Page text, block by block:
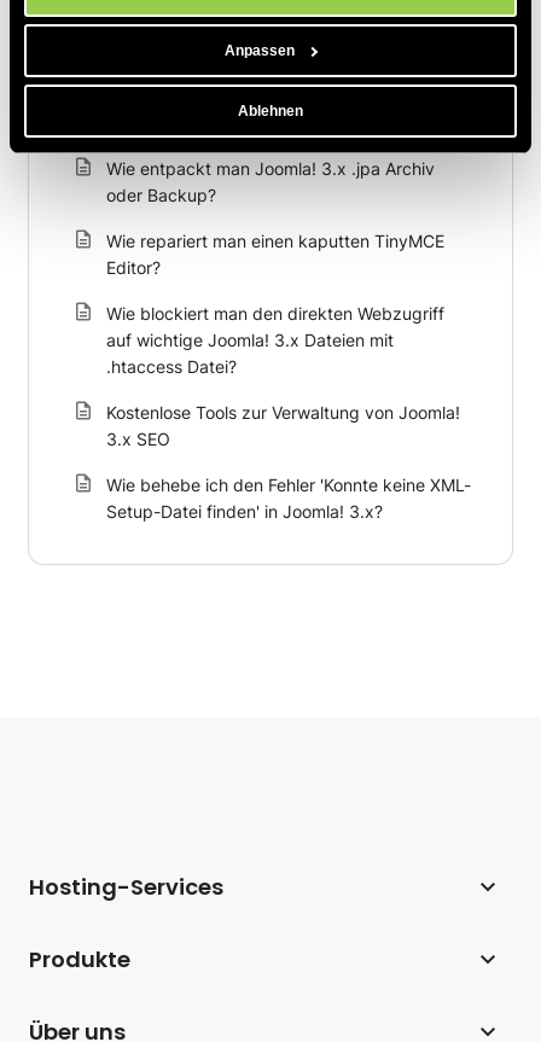
Anpassen
Ablehnen
Zum Thema Passende Artikel
Wie entpackt man Joomla! 3.x .jpa Archiv
oder Backup?
Wie repariert man einen kaputten TinyMCE
Editor?
Wie blockiert man den direkten Webzugriff
auf wichtige Joomla! 3.x Dateien mit
.htaccess Datei?
Kostenlose Tools zur Verwaltung von Joomla!
3.x SEO
Wie behebe ich den Fehler 'Konnte keine XML-
Setup-Datei finden' in Joomla! 3.x?
Hosting-Services
Hosting für WooCommerce
Produkte
Über uns